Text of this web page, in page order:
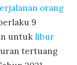
orang
9
untuklibur
tertuang